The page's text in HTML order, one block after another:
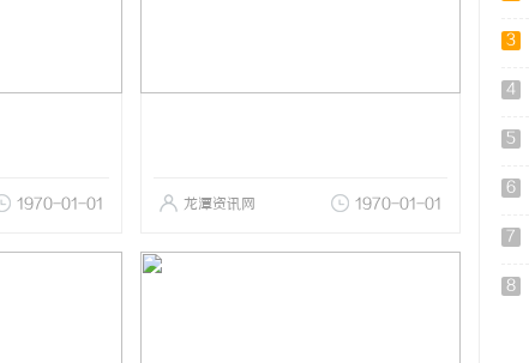
1970-01-01 龙潭资讯网 1970-01-01
3
4
5
6
7
8